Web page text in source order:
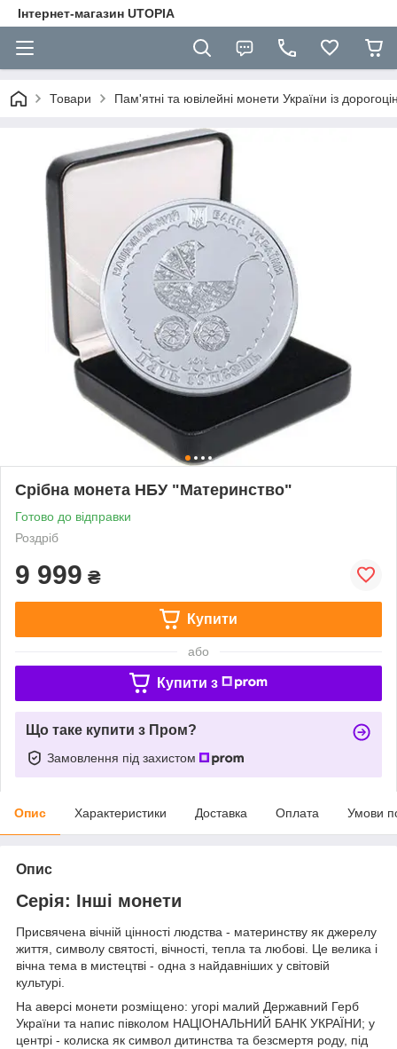
Інтернет-магазин UTOPIA
Товари Пам'ятні та ювілейні монети України із
Срібна монета НБУ "Материнство"
Готово до відправки
Роздріб
9 999 ₴
Купити
або
Купити з
Що таке купити з Пром?
Замовлення під захистом
Опис Характеристики Доставка Оплата Умови
Опис
Серія: Інші монети
Присвячена вічній цінності людства - материнству як джерелу
життя, символу святості, вічності, тепла та любові. Це велика і
вічна тема в мистецтві - одна з найдавніших у світовій
культурі.
На аверсі монети розміщено: угорі малий Державний Герб
України та напис півколом НАЦІОНАЛЬНИЙ БАНК УКРАЇНИ; у
центрі - колиска як символ дитинства та безсмертя роду, під